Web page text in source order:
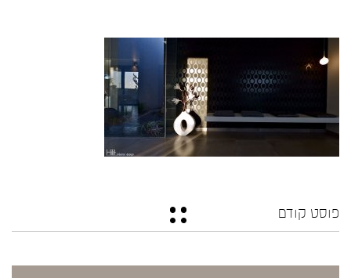
פוסט קודם